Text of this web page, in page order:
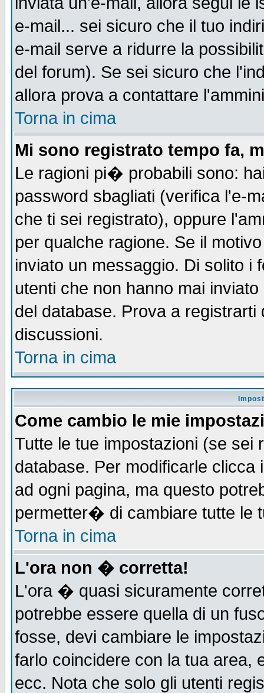
e-mail... sei sicuro che il tuo
e-mail serve a ridurre la
del forum). Se sei sicuro che
allora prova a contattare
Torna in cima
Mi sono registrato tempo fa,
Le ragioni pi� probabili sono:
password sbagliati (verifica l'e-
che ti sei registrato), oppure
per qualche ragione. Se il
inviato un messaggio. Di solito i
utenti che non hanno mai
del database. Prova a
discussioni.
Torna in cima
Come cambio le mie
Tutte le tue impostazioni (se sei
database. Per modificarle clicca
ad ogni pagina, ma questo
permetter� di cambiare tutte le
Torna in cima
L'ora non � corretta!
L'ora � quasi sicuramente
potrebbe essere quella di un
fosse, devi cambiare le
farlo coincidere con la tua area,
ecc. Nota che solo gli utenti